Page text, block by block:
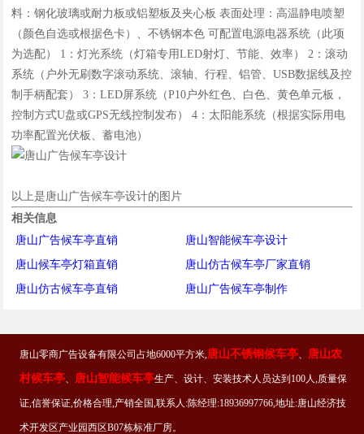
料：钢化玻璃或耐力板或铝塑板及夹心板 表面处理：高温静电喷塑
（颜色自选或根据色卡）、不锈钢本色 可配置电源电器系统（此项
为选配） 1：灯光系统（灯箱专用LED射灯、节能、效率） 2：滚动
系统（户外无刷数字滚动系统、滚轴、行程、铝管、USB数据线及控
制手柄配套） 3：LED屏系统（P10户外红色、白色、黄色单元板，
控制方式U盘或GPS无线控制发布） 4：太阳能系统（根据实际用电
功率配置光伏板、蓄电池）
以上是唐山广告候车亭设计的图片
相关信息
唐山广告候车亭直销
唐山智能候车亭设计
唐山候车亭灯箱直销
唐山仿古候车亭厂家直销
唐山仿古候车亭直销
唐山广告候车亭制作
唐山零商广告设备有限公司占地6000平方米,唐山不锈钢候车亭、 唐山农
村候车亭、 唐山智能候车亭生产、设计、安装技术人员达到100人,质量保
证,信誉保证,价格合理,产销全国,联系人:陈经理:18936997766,地址:唐山经济技
术开发区产业园西区B07栋标准厂房。